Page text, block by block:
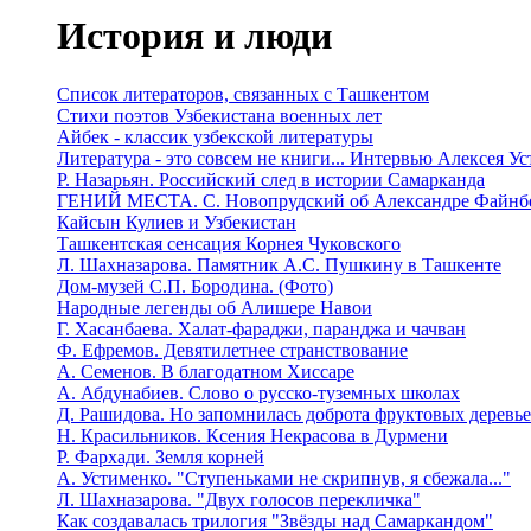
История и люди
Список литераторов, связанных с Ташкентом
Стихи поэтов Узбекистана военных лет
Айбек - классик узбекской литературы
Литература - это совсем не книги... Интервью Алексея
Р. Назарьян. Российский след в истории Самарканда
ГЕНИЙ МЕСТА. C. Новопрудский об Александре
Кайсын Кулиев и Узбекистан
Ташкентская сенсация Корнея Чуковского
Л. Шахназарова. Памятник А.С. Пушкину в Ташкенте
Дом-музей С.П. Бородина. (Фото)
Народные легенды об Алишере Навои
Г. Хасанбаева. Халат-фараджи, паранджа и чачван
Ф. Ефремов. Девятилетнее странствование
А. Семенов. В благодатном Хиссаре
А. Абдунабиев. Слово о русско-туземных школах
Д. Рашидова. Но запомнилась доброта фруктовых
Н. Красильников. Ксения Некрасова в Дурмени
Р. Фархади. Земля корней
А. Устименко. "Ступеньками не скрипнув, я сбежала..."
Л. Шахназарова. "Двух голосов перекличка"
Как создавалась трилогия "Звёзды над Самаркандом"